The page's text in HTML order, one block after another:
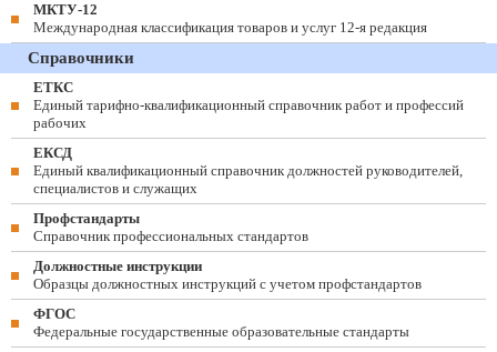
МКТУ-12
Международная классификация товаров и услуг 12-я редакция
Справочники
ЕТКС
Единый тарифно-квалификационный справочник работ и профессий
рабочих
ЕКСД
Единый квалификационный справочник должностей руководителей,
специалистов и служащих
Профстандарты
Справочник профессиональных стандартов
Должностные инструкции
Образцы должностных инструкций с учетом профстандартов
ФГОС
Федеральные государственные образовательные стандарты